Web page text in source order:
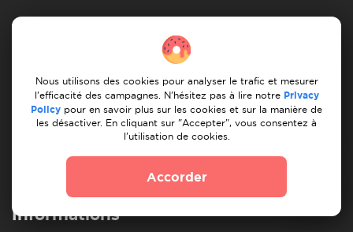
Trouver une tâche
Client
Comment cela fonctionne-t-il ?
Tâche de la poste
Mes tâches
Trouver un déménageur
Trouver un homme à tout faire
Informations
Nous utilisons des cookies pour analyser le trafic et mesurer
l'efficacité des campagnes. N'hésitez pas à lire notre Privacy
Policy pour en savoir plus sur les cookies et sur la manière de
les désactiver. En cliquant sur "Accepter", vous consentez à
l'utilisation de cookies.
Accorder